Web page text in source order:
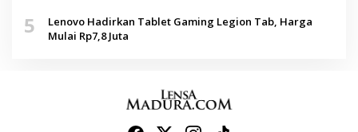
5
Lenovo Hadirkan Tablet Gaming Legion Tab, Harga
Mulai Rp7,8 Juta